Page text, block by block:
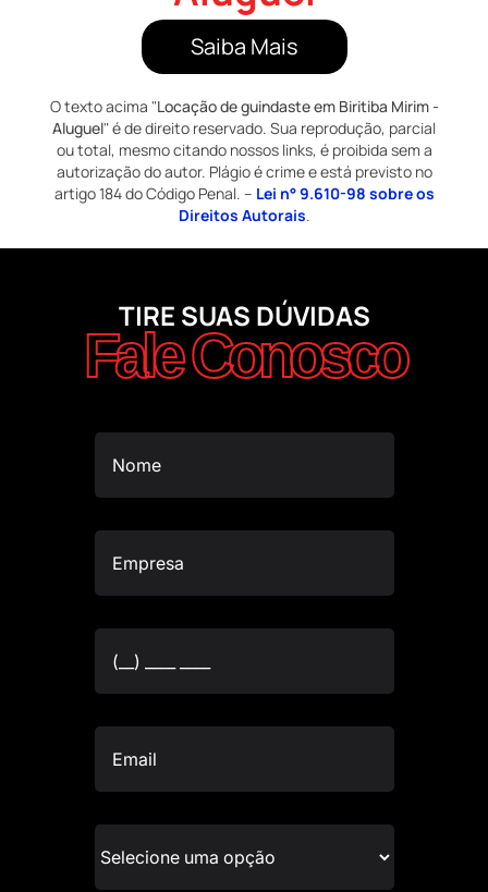
Saiba Mais
O texto acima "Locação de guindaste em Biritiba Mirim -
Aluguel" é de direito reservado. Sua reprodução, parcial
ou total, mesmo citando nossos links, é proibida sem a
autorização do autor. Plágio é crime e está previsto no
artigo 184 do Código Penal. – Lei n° 9.610-98 sobre os
Direitos Autorais.
TIRE SUAS DÚVIDAS
Fale Conosco